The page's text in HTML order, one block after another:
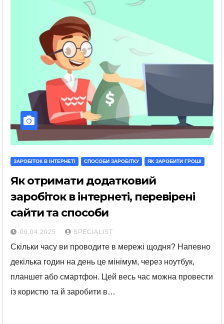
ЗАРОБІТОК В ІНТЕРНЕТІ СПОСОБИ ЗАРОБІТКУ ЯК ЗАРОБИТИ ГРОШІ
Як отримати додатковий
заробіток в інтернеті, перевірені
сайти та способи
06.04.2025 SPECIALIST
Скільки часу ви проводите в мережі щодня? Напевно
декілька годин на день це мінімум, через ноутбук,
планшет або смартфон. Цей весь час можна провести
із користю та й заробити в…